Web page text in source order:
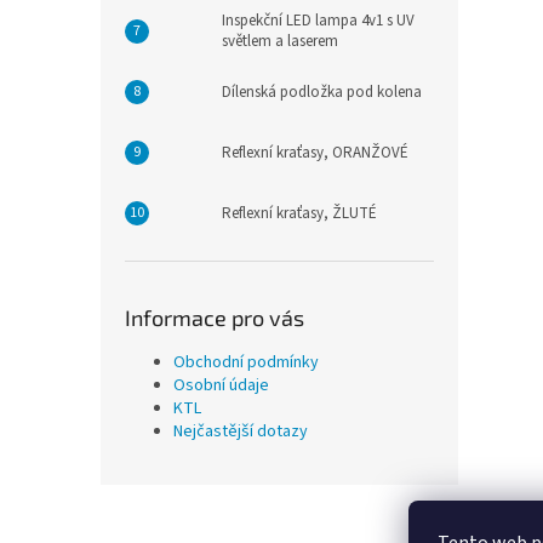
Inspekční LED lampa 4v1 s UV
světlem a laserem
Dílenská podložka pod kolena
Reflexní kraťasy, ORANŽOVÉ
Reflexní kraťasy, ŽLUTÉ
Informace pro vás
Obchodní podmínky
Osobní údaje
KTL
Nejčastější dotazy